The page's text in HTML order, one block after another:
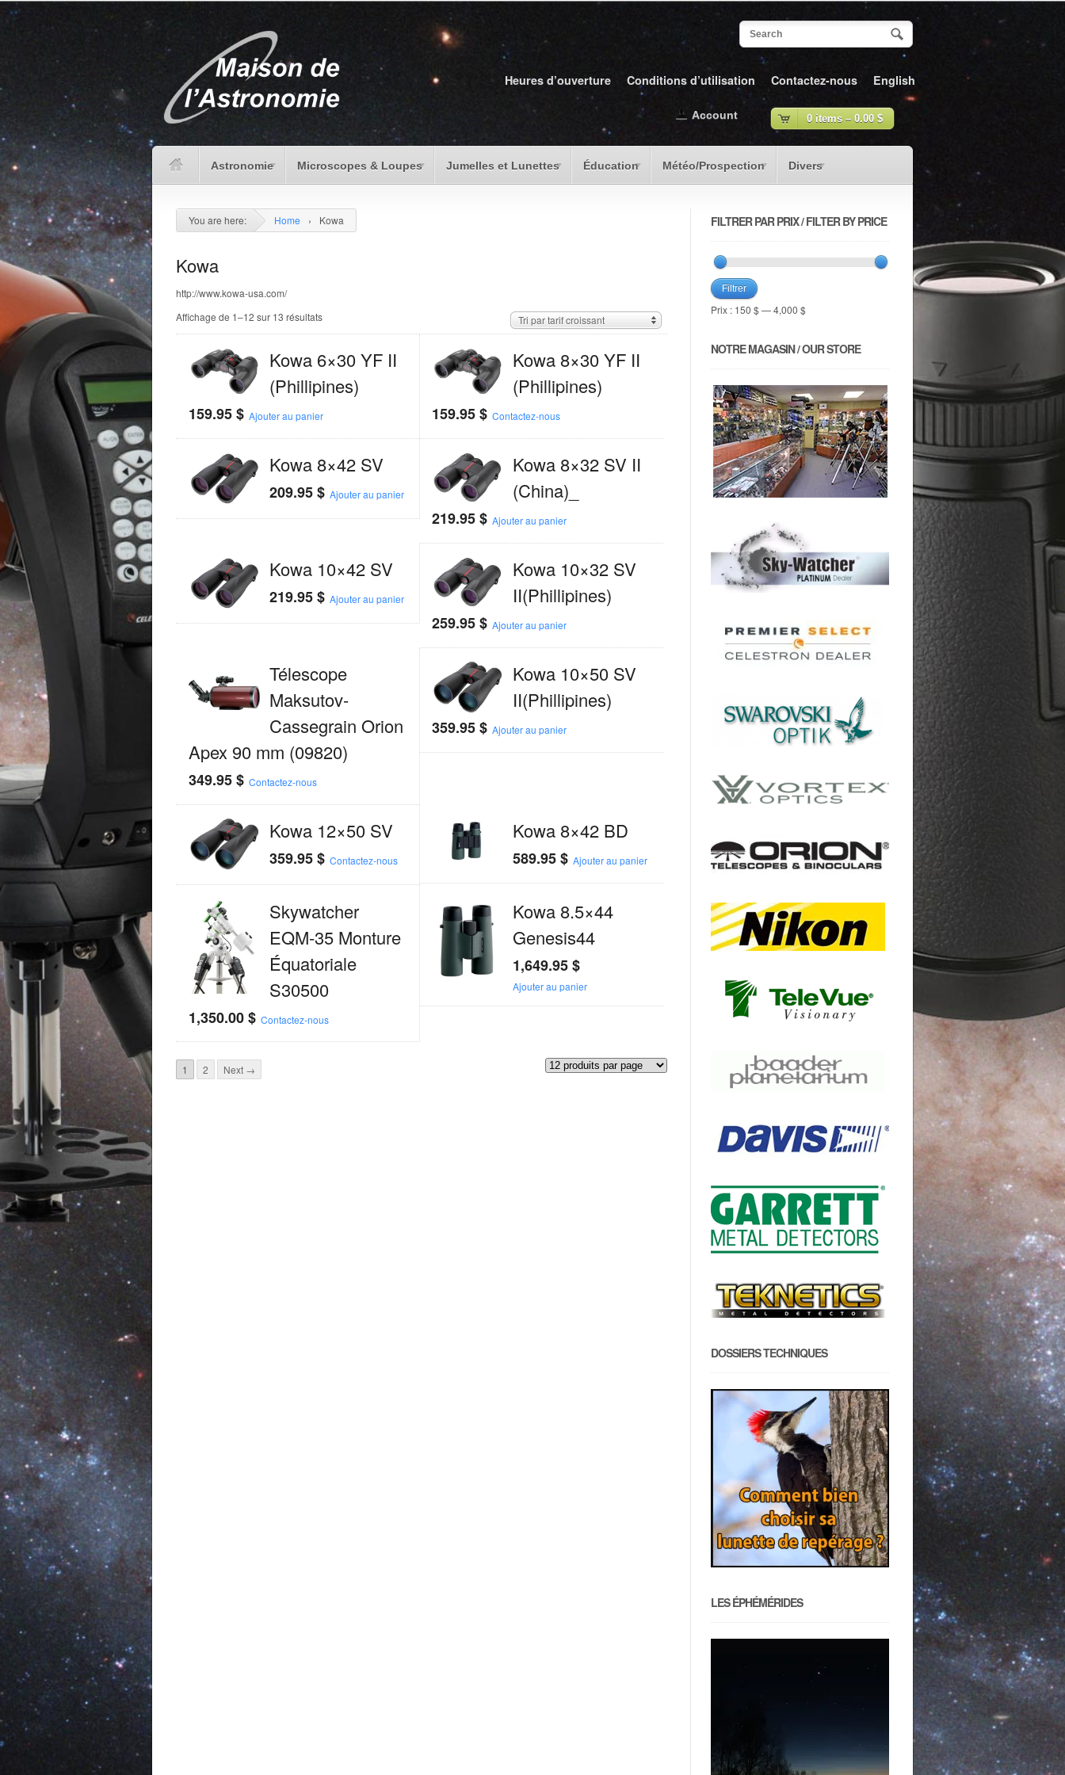
Heures d’ouverture Conditions d’utilisation Contactez-nous English
Astronomie Microscopes & Loupes Jumelles et Lunettes Éducation Météo/Prospection Divers
0 items – 0.00 $
Account
You are here: Home › Kowa
Kowa
http://www.kowa-usa.com/
Affichage de 1–12 sur 13 résultats
Tri par tarif croissant
Kowa 6×30 YF II
(Phillipines)
159.95$ Ajouter au panier
Kowa 8×30 YF II
(Phillipines)
159.95$ Contactez-nous
Kowa 8×42 SV
209.95$ Ajouter au panier
Kowa 8×32 SV II
(China)_
219.95$ Ajouter au panier
Kowa 10×42 SV
219.95$ Ajouter au panier
Kowa 10×32 SV
II(Phillipines)
259.95$ Ajouter au panier
Télescope
Maksutov-
Cassegrain Orion
Apex 90 mm (09820)
349.95$ Contactez-nous
Kowa 10×50 SV
II(Phillipines)
359.95$ Ajouter au panier
Kowa 12×50 SV
359.95$ Contactez-nous
Kowa 8×42 BD
589.95$ Ajouter au panier
Skywatcher
EQM-35 Monture
Équatoriale
S30500
1,350.00$ Contactez-nous
Kowa 8.5×44
Genesis44
1,649.95$
Ajouter au panier
1 2 Next →
FILTRER PAR PRIX / FILTER BY PRICE
Filtrer
Prix : 150 $ —4,000 $
NOTRE MAGASIN / OUR STORE
DOSSIERS TECHNIQUES
LES ÉPHÉMÉRIDES